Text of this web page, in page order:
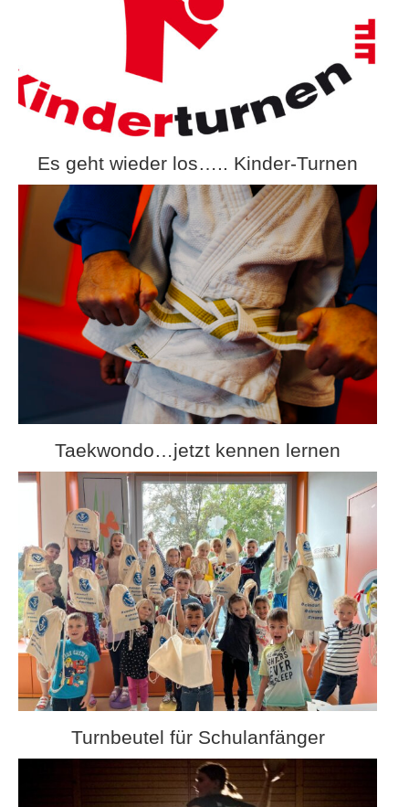
Es geht wieder los….. Kinder-Turnen
Taekwondo…jetzt kennen lernen
Turnbeutel für Schulanfänger